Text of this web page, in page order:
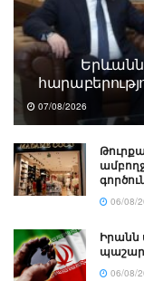
Երևանն
07/08/2026
06/08/
Իրանն
06/08/